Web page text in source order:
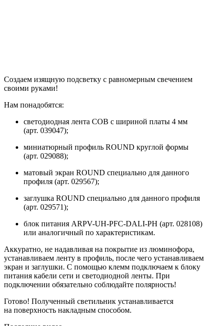
Создаем изящную подсветку с равномерным свечением
своими руками!
Нам понадобятся:
светодиодная лента COB с шириной платы 4 мм
(арт. 039047);
миниатюрный профиль ROUND круглой формы
(арт. 029088);
матовый экран ROUND специально для данного
профиля (арт. 029567);
заглушка ROUND специально для данного профиля
(арт. 029571);
блок питания ARPV-UH-PFC-DALI-PH (арт. 028108)
или аналогичный по характеристикам.
Аккуратно, не надавливая на покрытие из люминофора,
устанавливаем ленту в профиль, после чего устанавливаем
экран и заглушки. С помощью клемм подключаем к блоку
питания кабели сети и светодиодной ленты. При
подключении обязательно соблюдайте полярность!
Готово! Полученный светильник устанавливается
на поверхность накладным способом.